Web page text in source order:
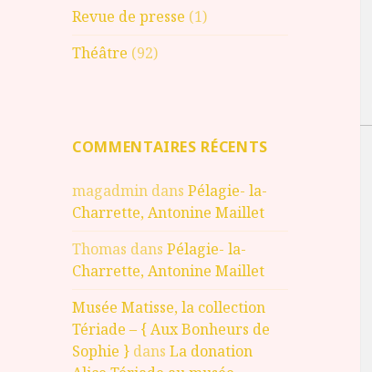
Revue de presse (1)
Théâtre (92)
COMMENTAIRES RÉCENTS
magadmin dansPélagie- la-
Charrette, Antonine Maillet
Thomas dansPélagie- la-
Charrette, Antonine Maillet
Musée Matisse, la collection
Tériade – { Aux Bonheurs de
Sophie } dansLa donation